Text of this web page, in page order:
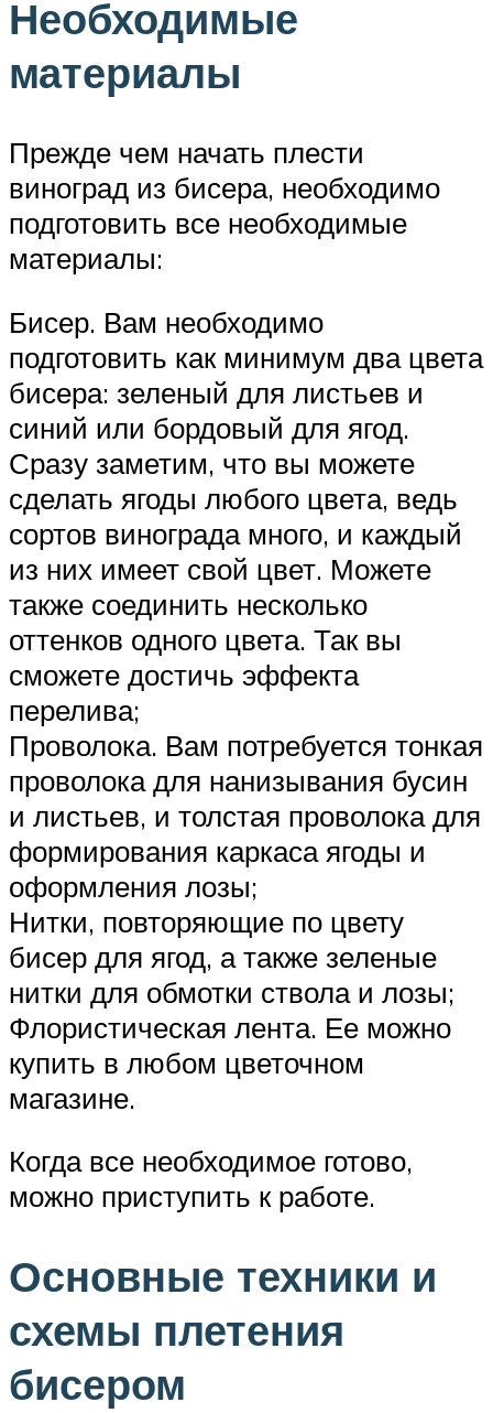
Необходимые
материалы
Прежде чем начать плести
виноград из бисера, необходимо
подготовить все необходимые
материалы:
Бисер. Вам необходимо
подготовить как минимум два цвета
бисера: зеленый для листьев и
синий или бордовый для ягод.
Сразу заметим, что вы можете
сделать ягоды любого цвета, ведь
сортов винограда много, и каждый
из них имеет свой цвет. Можете
также соединить несколько
оттенков одного цвета. Так вы
сможете достичь эффекта
перелива;
Проволока. Вам потребуется тонкая
проволока для нанизывания бусин
и листьев, и толстая проволока для
формирования каркаса ягоды и
оформления лозы;
Нитки, повторяющие по цвету
бисер для ягод, а также зеленые
нитки для обмотки ствола и лозы;
Флористическая лента. Ее можно
купить в любом цветочном
магазине.
Когда все необходимое готово,
можно приступить к работе.
Основные техники и
схемы плетения
бисером